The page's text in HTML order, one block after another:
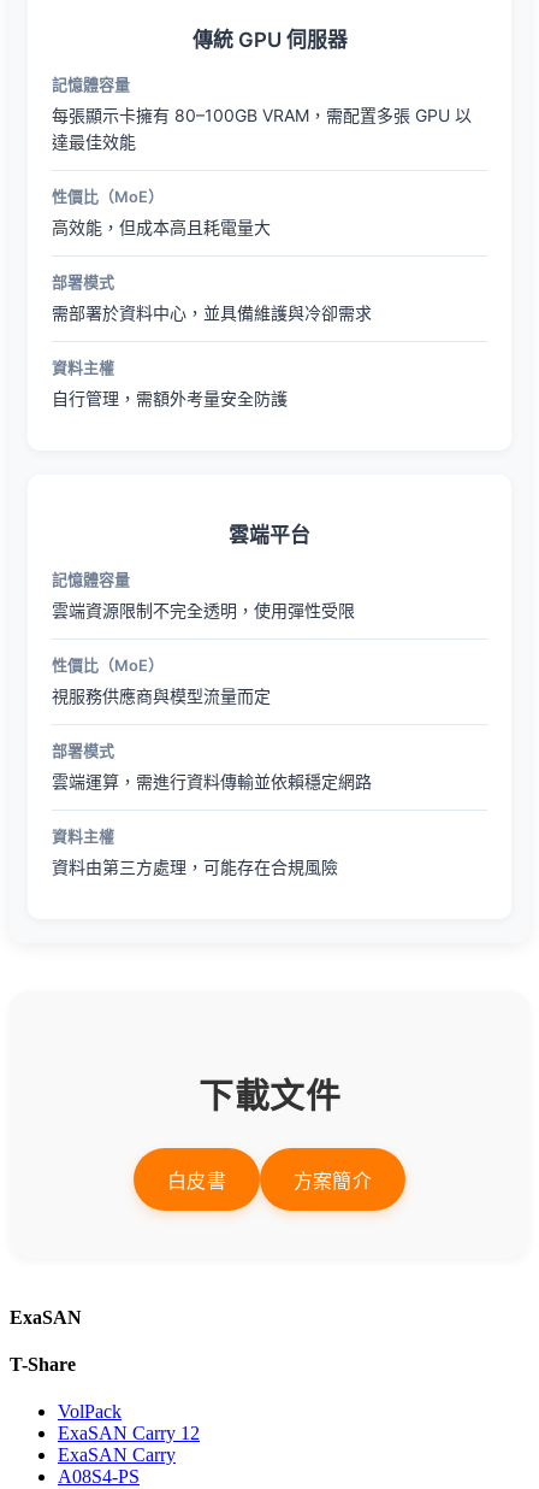
傳統 GPU 伺服器
記憶體容量
每張顯示卡擁有 80–100GB VRAM，需配置多張 GPU 以
達最佳效能
性價比（MoE）
高效能，但成本高且耗電量大
部署模式
需部署於資料中心，並具備維護與冷卻需求
資料主權
自行管理，需額外考量安全防護
雲端平台
記憶體容量
雲端資源限制不完全透明，使用彈性受限
性價比（MoE）
視服務供應商與模型流量而定
部署模式
雲端運算，需進行資料傳輸並依賴穩定網路
資料主權
資料由第三方處理，可能存在合規風險
下載文件
白皮書 方案簡介
ExaSAN
T-Share
VolPack
ExaSAN Carry 12
ExaSAN Carry
A08S4-PS